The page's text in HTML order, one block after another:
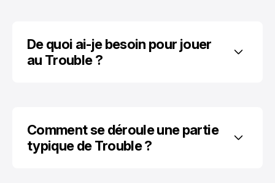
De quoi ai-je besoin pour jouer
au Trouble ?
Comment se déroule une partie
typique de Trouble ?